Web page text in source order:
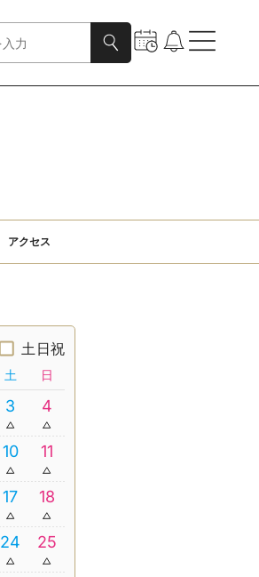
アクセス
土日祝
土 日
3 4
10 11
17 18
24 25